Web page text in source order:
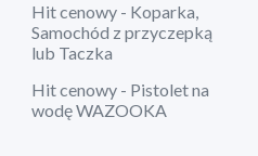
Hit cenowy - Koparka,
Samochód z przyczepką
lub Taczka
Hit cenowy - Pistolet na
wodę WAZOOKA